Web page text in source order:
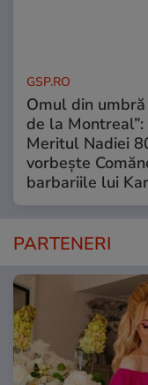
GSP.RO
Omul din
de la Montreal”:
Meritul Nadiei
vorbește
barbariile lui
PARTENERI